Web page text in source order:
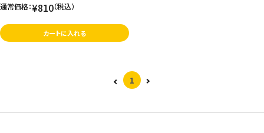
通常価格：¥810（税込）
カートに入れる
1